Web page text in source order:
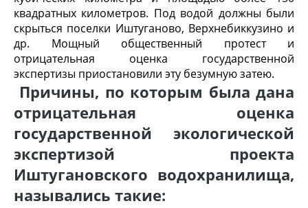
квадратных километров. Под водой должны были
скрыться поселки Иштуганово, Верхнебиккузино и
др. Мощный общественный протест и
отрицательная оценка государственной
экспертизы приостановили эту безумную затею.
Причины, по которым была дана
отрицательная оценка
государственной экологической
экспертизой проекта
Иштугановского водохранилища,
назывались такие: